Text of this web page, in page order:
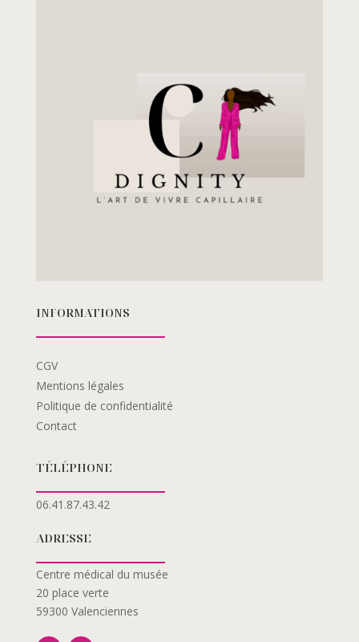
INFORMATIONS
CGV
Mentions légales
Politique de confidentialité
Contact
TÉLÉPHONE
06.41.87.43.42
ADRESSE
Centre médical du musée
20 place verte
59300 Valenciennes